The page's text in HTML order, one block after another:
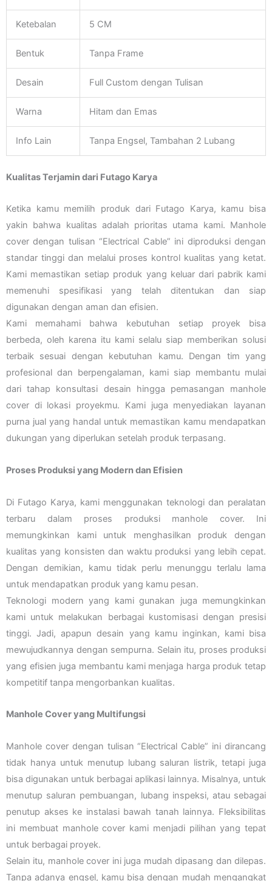
Ketebalan 5 CM
Bentuk Tanpa Frame
Desain Full Custom dengan Tulisan
Warna Hitam dan Emas
Info Lain Tanpa Engsel, Tambahan 2 Lubang
Kualitas Terjamin dari Futago Karya
Ketika kamu memilih produk dari Futago Karya, kamu bisa
yakin bahwa kualitas adalah prioritas utama kami. Manhole
cover dengan tulisan “Electrical Cable” ini diproduksi dengan
standar tinggi dan melalui proses kontrol kualitas yang ketat.
Kami memastikan setiap produk yang keluar dari pabrik kami
memenuhi spesifikasi yang telah ditentukan dan siap
digunakan dengan aman dan efisien.
Kami memahami bahwa kebutuhan setiap proyek bisa
berbeda, oleh karena itu kami selalu siap memberikan solusi
terbaik sesuai dengan kebutuhan kamu. Dengan tim yang
profesional dan berpengalaman, kami siap membantu mulai
dari tahap konsultasi desain hingga pemasangan manhole
cover di lokasi proyekmu. Kami juga menyediakan layanan
purna jual yang handal untuk memastikan kamu mendapatkan
dukungan yang diperlukan setelah produk terpasang.
Proses Produksi yang Modern dan Efisien
Di Futago Karya, kami menggunakan teknologi dan peralatan
terbaru dalam proses produksi manhole cover. Ini
memungkinkan kami untuk menghasilkan produk dengan
kualitas yang konsisten dan waktu produksi yang lebih cepat.
Dengan demikian, kamu tidak perlu menunggu terlalu lama
untuk mendapatkan produk yang kamu pesan.
Teknologi modern yang kami gunakan juga memungkinkan
kami untuk melakukan berbagai kustomisasi dengan presisi
tinggi. Jadi, apapun desain yang kamu inginkan, kami bisa
mewujudkannya dengan sempurna. Selain itu, proses produksi
yang efisien juga membantu kami menjaga harga produk tetap
kompetitif tanpa mengorbankan kualitas.
Manhole Cover yang Multifungsi
Manhole cover dengan tulisan “Electrical Cable” ini dirancang
tidak hanya untuk menutup lubang saluran listrik, tetapi juga
bisa digunakan untuk berbagai aplikasi lainnya. Misalnya, untuk
menutup saluran pembuangan, lubang inspeksi, atau sebagai
penutup akses ke instalasi bawah tanah lainnya. Fleksibilitas
ini membuat manhole cover kami menjadi pilihan yang tepat
untuk berbagai proyek.
Selain itu, manhole cover ini juga mudah dipasang dan dilepas.
Tanpa adanya engsel, kamu bisa dengan mudah mengangkat